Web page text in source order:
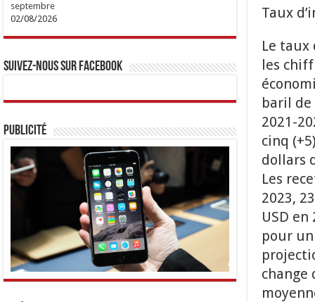
Taux
Le taux
les
baril
2021-
cinq
dollars
Les
2023,
USD
pour
change
septembre
02/08/2026
Suivez-nous sur Facebook
Publicité